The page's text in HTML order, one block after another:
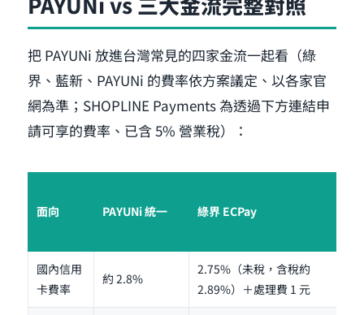
把 PAYUNi 放進台灣常見的四家金流一起看（綠
界、藍新、PAYUNi 的費率依方案議定、以各家官
網為準；SHOPLINE Payments 為透過下方連結申
請可享的費率、已含 5% 營業稅）：
面向 PAYUNi 統一 綠界 ECPay
國內信用
卡費率
約 2.8%
2.75%（未稅，含稅約
2.89%）＋處理費 1 元